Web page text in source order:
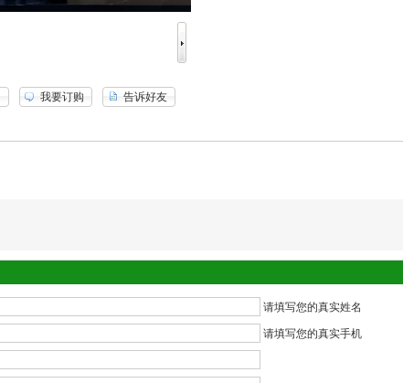
我要订购 告诉好友
请填写您的真实姓名
请填写您的真实手机